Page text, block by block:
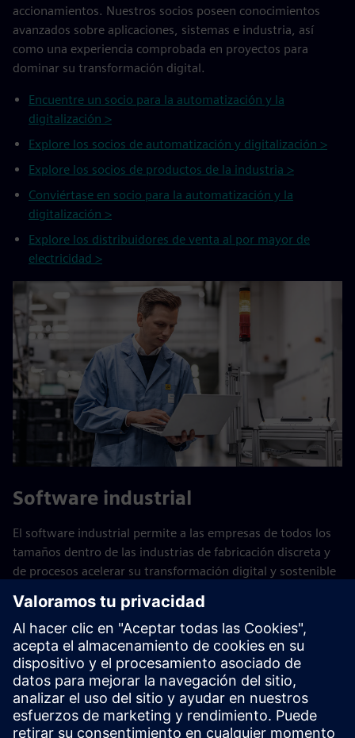
accionamientos. Nuestros socios poseen conocimientos
avanzados sobre aplicaciones, sistemas e industria, así
como una experiencia comprobada en proyectos para
dominar su transformación digital.
Encuentre un socio para la automatización y la
digitalización >
Explore los socios de automatización y digitalización >
Explore los socios de productos de la industria >
Conviértase en socio para la automatización y la
digitalización >
Explore los distribuidores de venta al por mayor de
electricidad >
Software industrial
El software industrial permite a las empresas de todos los
tamaños dentro de las industrias de fabricación discreta y
de procesos acelerar su transformación digital y sostenible
brindan la experiencia que necesita para cumplir con los
requisitos de tecnología, digitalización y soluciones que
exige.
Encuentre un socio para el software industrial >
Conviértase en socio del software industrial >
Más información sobre los socios de software del sector